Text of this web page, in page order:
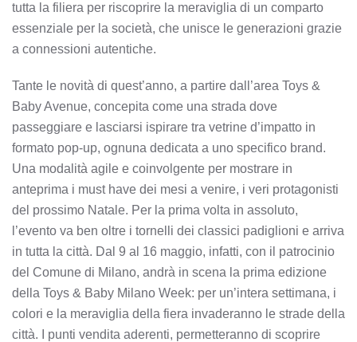
tutta la filiera per riscoprire la meraviglia di un comparto
essenziale per la società, che unisce le generazioni grazie
a connessioni autentiche.
Tante le novità di quest’anno, a partire dall’area Toys &
Baby Avenue, concepita come una strada dove
passeggiare e lasciarsi ispirare tra vetrine d’impatto in
formato pop-up, ognuna dedicata a uno specifico brand.
Una modalità agile e coinvolgente per mostrare in
anteprima i must have dei mesi a venire, i veri protagonisti
del prossimo Natale. Per la prima volta in assoluto,
l’evento va ben oltre i tornelli dei classici padiglioni e arriva
in tutta la città. Dal 9 al 16 maggio, infatti, con il patrocinio
del Comune di Milano, andrà in scena la prima edizione
della Toys & Baby Milano Week: per un’intera settimana, i
colori e la meraviglia della fiera invaderanno le strade della
città. I punti vendita aderenti, permetteranno di scoprire